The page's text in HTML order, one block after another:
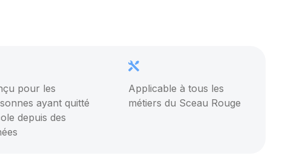
pour les
ayant quitté
depuis des
Applicable à tous les
métiers du Sceau Rouge